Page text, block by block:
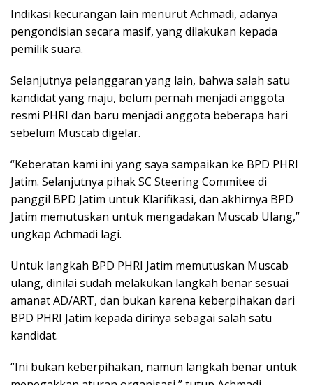
Indikasi kecurangan lain menurut Achmadi, adanya
pengondisian secara masif, yang dilakukan kepada
pemilik suara.
Selanjutnya pelanggaran yang lain, bahwa salah satu
kandidat yang maju, belum pernah menjadi anggota
resmi PHRI dan baru menjadi anggota beberapa hari
sebelum Muscab digelar.
“Keberatan kami ini yang saya sampaikan ke BPD PHRI
Jatim. Selanjutnya pihak SC Steering Commitee di
panggil BPD Jatim untuk Klarifikasi, dan akhirnya BPD
Jatim memutuskan untuk mengadakan Muscab Ulang,”
ungkap Achmadi lagi.
Untuk langkah BPD PHRI Jatim memutuskan Muscab
ulang, dinilai sudah melakukan langkah benar sesuai
amanat AD/ART, dan bukan karena keberpihakan dari
BPD PHRI Jatim kepada dirinya sebagai salah satu
kandidat.
“Ini bukan keberpihakan, namun langkah benar untuk